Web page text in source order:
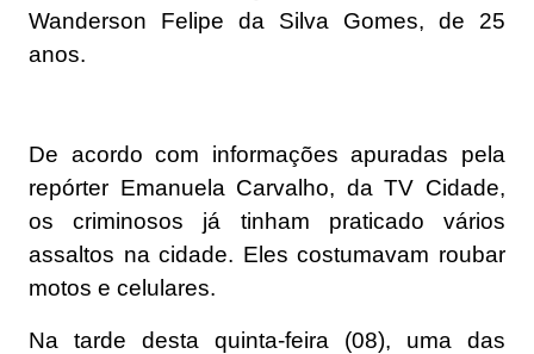
Wanderson Felipe da Silva Gomes, de 25
anos.
De acordo com informações apuradas pela
repórter Emanuela Carvalho, da TV Cidade,
os criminosos já tinham praticado vários
assaltos na cidade. Eles costumavam roubar
motos e celulares.
Na tarde desta quinta-feira (08), uma das